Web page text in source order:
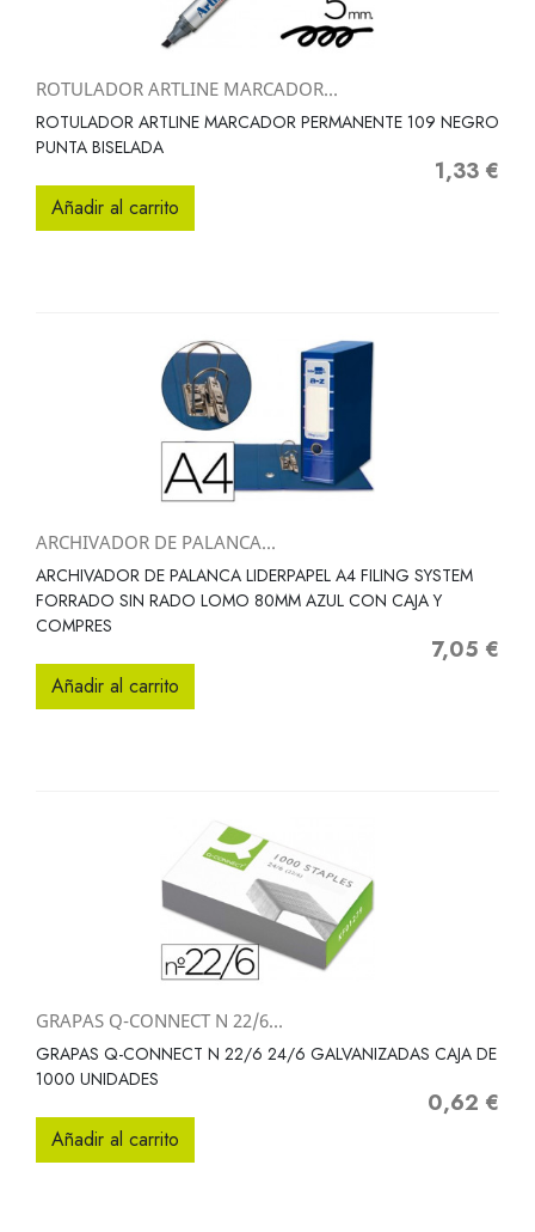
ROTULADOR ARTLINE MARCADOR...
ROTULADOR ARTLINE MARCADOR PERMANENTE 109 NEGRO
PUNTA BISELADA
Precio
1,33 €
Añadir al carrito
ARCHIVADOR DE PALANCA...
ARCHIVADOR DE PALANCA LIDERPAPEL A4 FILING SYSTEM
FORRADO SIN RADO LOMO 80MM AZUL CON CAJA Y
COMPRES
Precio
7,05 €
Añadir al carrito
GRAPAS Q-CONNECT N 22/6...
GRAPAS Q-CONNECT N 22/6 24/6 GALVANIZADAS CAJA DE
1000 UNIDADES
Precio
0,62 €
Añadir al carrito